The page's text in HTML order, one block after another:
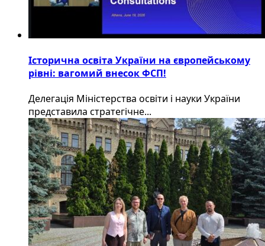
Історична освіта України на європейському
рівні: вагомий внесок ФСП!
Делегація Міністерства освіти і науки України
представила стратегічне...